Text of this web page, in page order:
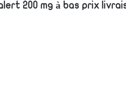
200 mg à bas prix